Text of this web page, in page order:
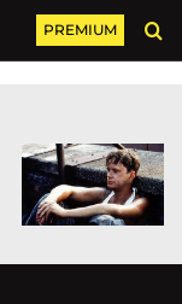
PREMIUM